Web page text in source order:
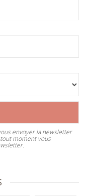
envoyer la newsletter
moment vous